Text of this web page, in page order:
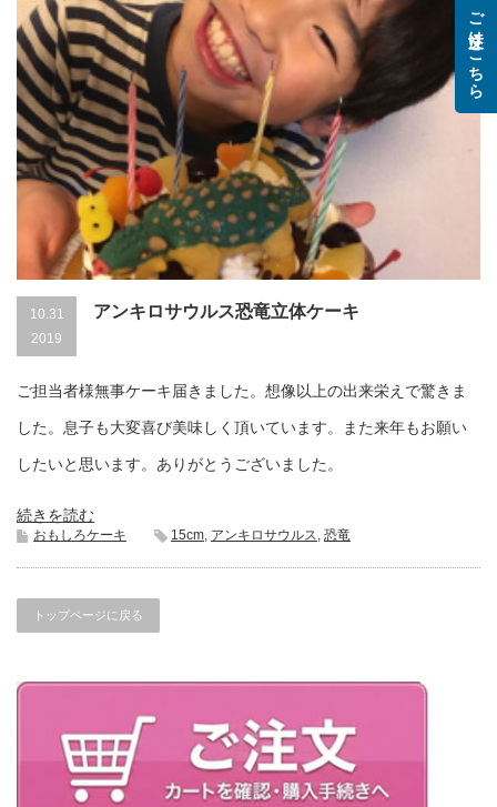
10.31
2019
アンキロサウルス恐竜立体ケーキ
ご担当者様無事ケーキ届きました。想像以上の出来栄えで驚きま
した。息子も大変喜び美味しく頂いています。また来年もお願い
したいと思います。ありがとうございました。
続きを読む
おもしろケーキ 15cm, アンキロサウルス, 恐竜
トップページに戻る
ご注文はこちら